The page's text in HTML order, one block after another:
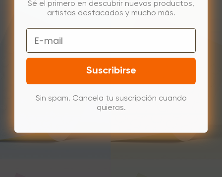
Sé el primero en descubrir nuevos productos,
artistas destacados y mucho más.
Email
Suscribirse
Sin spam. Cancela tu suscripción cuando
quieras.